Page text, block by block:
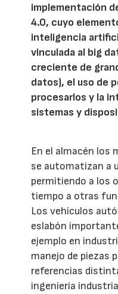
implementación
4.0, cuyo
inteligencia
vinculada al big
creciente de
datos), el uso de
procesarlos y la
sistemas y
En el almacén los
se automatizan a
permitiendo a los
tiempo a otras
Los vehículos
eslabón
ejemplo en
manejo de piezas
referencias
ingeniería